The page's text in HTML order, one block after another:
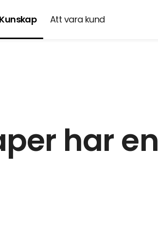
Kunskap Att vara kund
har en